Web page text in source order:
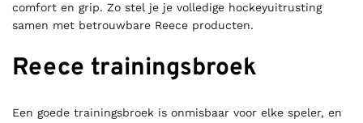
comfort en grip. Zo stel je je volledige hockeyuitrusting
samen met betrouwbare Reece producten.
Reece trainingsbroek
Een goede trainingsbroek is onmisbaar voor elke speler, en